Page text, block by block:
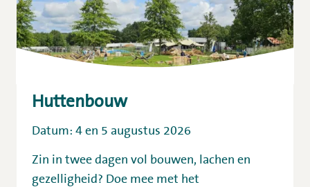
Huttenbouw
Datum: 4 en 5 augustus 2026
Zin in twee dagen vol bouwen, lachen en
gezelligheid? Doe mee met het